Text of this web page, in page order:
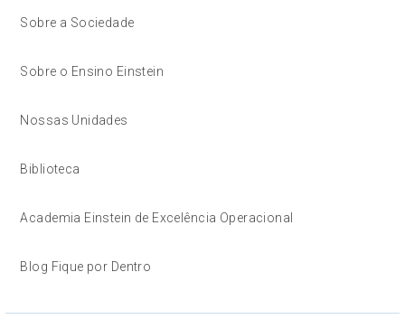
Sobre a Sociedade
Sobre o Ensino Einstein
Nossas Unidades
Biblioteca
Academia Einstein de Excelência Operacional
Blog Fique por Dentro